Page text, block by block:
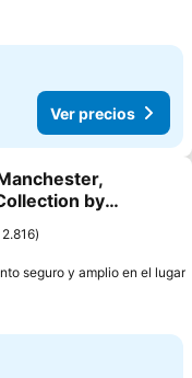
Ver precios
a favoritosby
2.816
seguro y amplio en el lugar